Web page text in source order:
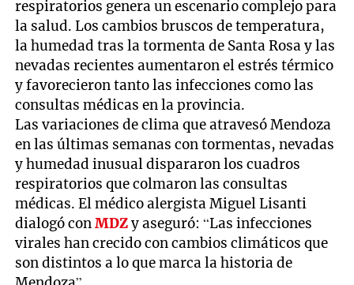
respiratorios genera un escenario complejo para
la salud. Los cambios bruscos de temperatura,
la humedad tras la tormenta de Santa Rosa y las
nevadas recientes aumentaron el estrés térmico
y favorecieron tanto las infecciones como las
consultas médicas en la provincia.
Las variaciones de clima que atravesó Mendoza
en las últimas semanas con tormentas, nevadas
y humedad inusual dispararon los cuadros
respiratorios que colmaron las consultas
médicas. El médico alergista Miguel Lisanti
dialogó conMDZy aseguró: “Las infecciones
virales han crecido con cambios climáticos que
son distintos a lo que marca la historia de